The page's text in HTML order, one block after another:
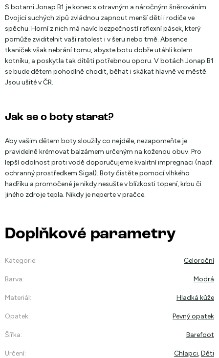
S botami Jonap B1 je konec s otravným a náročným šněrováním.
Dvojici suchých zipů zvládnou zapnout menší děti i rodiče ve
spěchu. Horní z nich má navíc bezpečností reflexní pásek, který
pomůže zviditelnit vaši ratolest i v šeru nebo tmě. Absence
tkaniček však nebrání tomu, abyste botu dobře utáhli kolem
kotníku, a poskytla tak dítěti potřebnou oporu. V botách Jonap B1
se bude dětem pohodlně chodit, běhat i skákat hlavně ve městě.
Jsou ušité v ČR.
Jak se o boty starat?
Aby vašim dětem boty sloužily co nejdéle, nezapomeňte je
pravidelně krémovat balzámem určeným na koženou obuv. Pro
lepší odolnost proti vodě doporučujeme kvalitní impregnaci (např.
ochranný prostředkem Sigal). Boty čistěte pomocí vlhkého
hadříku a promočené je nikdy nesušte v blízkosti topení, krbu či
jiného zdroje tepla. Nikdy je neperte v pračce.
Doplňkové parametry
Kategorie: Celoroční
Barva: Modrá
Materiál: Hladká kůže
Opatek: Pevný opatek
Šířka: Barefoot
Určení: Chlapci,Děti